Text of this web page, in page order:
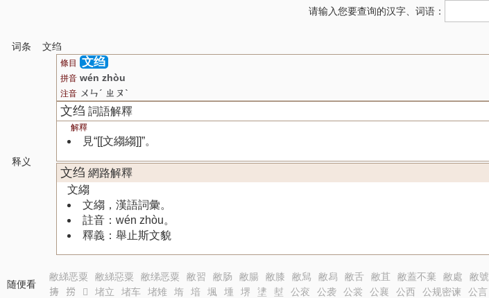
请输入您要查询的汉字、词语：
词条 文绉
释义
條目 文绉
拼音 wén zhòu
注音 ㄨㄣˊ ㄓㄡˋ
文绉 詞語解釋
解釋
見“[[文縐縐]]”。
文绉 網路解釋
文縐
文縐，漢語詞彙。
註音：wén zhòu。
釋義：舉止斯文貌
随便看
敝綈恶粟 敝綈惡粟 敝绨恶粟 敝習 敝肠 敝腸 敝膝 敝舃 敝舄 敝舌 敝苴 敝蓋不棄 敝處 敝號
𢭏
𢭐 𢭑 堵立 堵车 堵雉 堶 堷 堸 堹 堺 堻 堼 公衮 公袭 公裳 公襄 公西 公规密谏 公言